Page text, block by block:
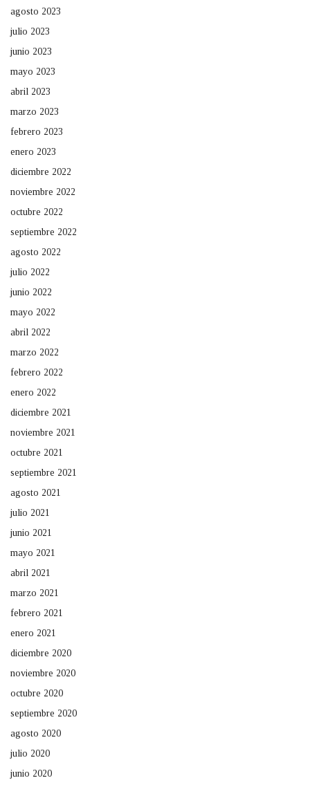
agosto 2023
julio 2023
junio 2023
mayo 2023
abril 2023
marzo 2023
febrero 2023
enero 2023
diciembre 2022
noviembre 2022
octubre 2022
septiembre 2022
agosto 2022
julio 2022
junio 2022
mayo 2022
abril 2022
marzo 2022
febrero 2022
enero 2022
diciembre 2021
noviembre 2021
octubre 2021
septiembre 2021
agosto 2021
julio 2021
junio 2021
mayo 2021
abril 2021
marzo 2021
febrero 2021
enero 2021
diciembre 2020
noviembre 2020
octubre 2020
septiembre 2020
agosto 2020
julio 2020
junio 2020